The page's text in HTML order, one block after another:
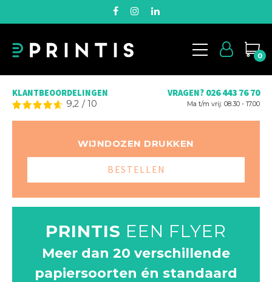
0
KLANTBEOORDELINGEN
9,2 /10
VRAGEN? 026 443 76 70
Ma t/m vrij: 08.30 - 17.00
WIJNDOZEN DRUKKEN
BESTELLEN
PRINTIS EEN FLYER
Meer dan 20 verschillende
papiersoorten én standaard